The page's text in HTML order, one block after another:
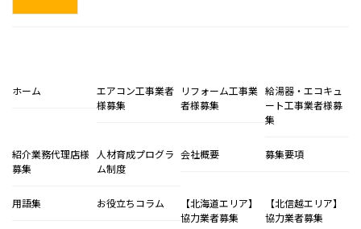
ホーム
エアコン工事業者
様募集
リフォーム工事業
者様募集
給湯器・エコキュ
ート工事業者様募
集
紹介業務代理店様
募集
人材育成プログラ
ム制度
会社概要 募集要項
用語集 お役立ちコラム
【北海道エリア】
協力業者募集
【北信越エリア】
協力業者募集